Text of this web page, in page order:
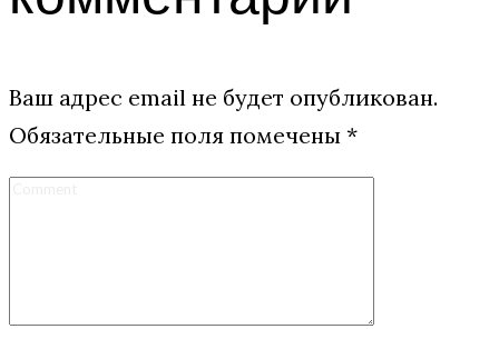
Ваш адрес email не будет опубликован.
Обязательные поля помечены *